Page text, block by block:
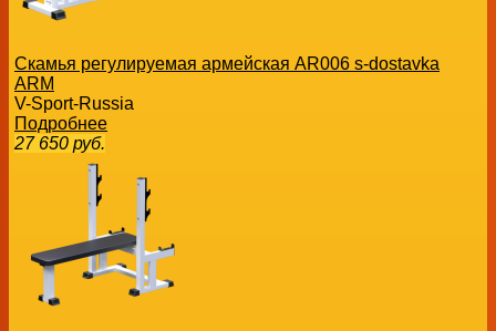
Скамья регулируемая армейская AR006 s-dostavka
ARM
V-Sport-Russia
Подробнее
27 650 руб.